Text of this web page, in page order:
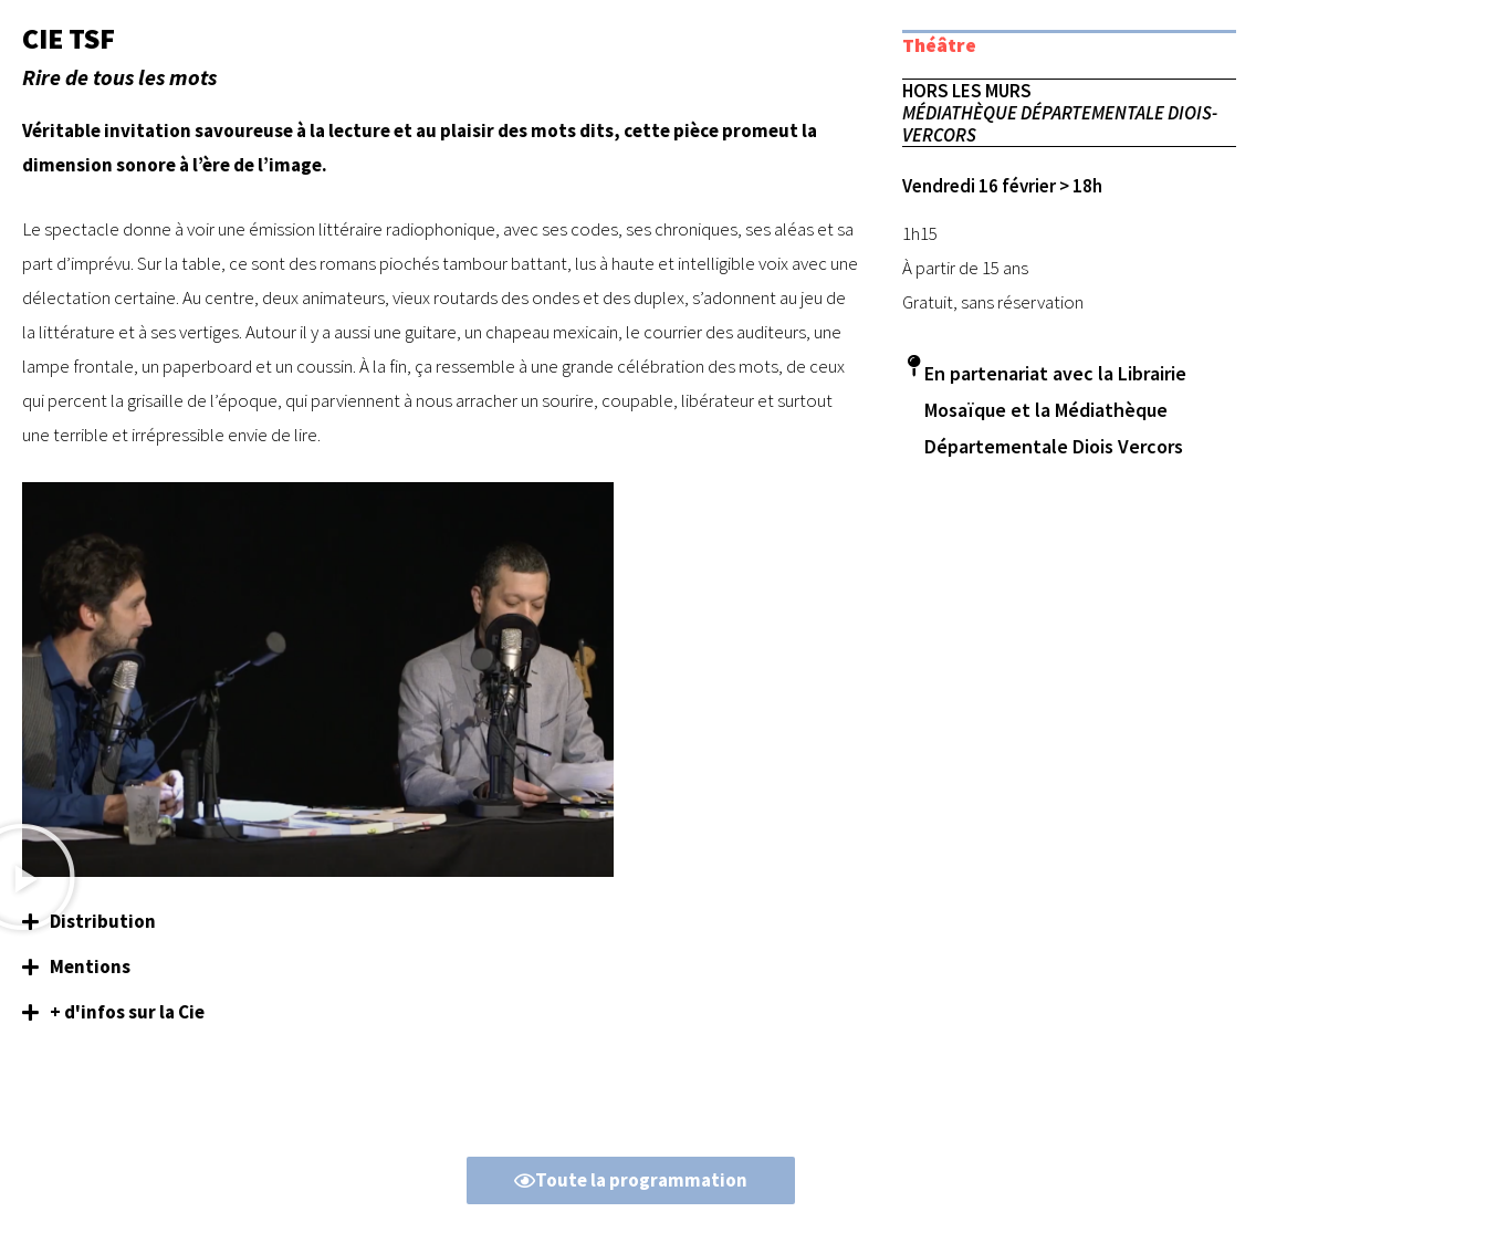
CIE TSF
Rire de tous les mots
Véritable invitation savoureuse à la lecture et au plaisir des mots dits, cette pièce promeut la
dimension sonore à l’ère de l’image.
Le spectacle donne à voir une émission littéraire radiophonique, avec ses codes, ses chroniques, ses aléas et sa
part d’imprévu. Sur la table, ce sont des romans piochés tambour battant, lus à haute et intelligible voix avec une
délectation certaine. Au centre, deux animateurs, vieux routards des ondes et des duplex, s’adonnent au jeu de
la littérature et à ses vertiges. Autour il y a aussi une guitare, un chapeau mexicain, le courrier des auditeurs, une
lampe frontale, un paperboard et un coussin. À la fin, ça ressemble à une grande célébration des mots, de ceux
qui percent la grisaille de l’époque, qui parviennent à nous arracher un sourire, coupable, libérateur et surtout
une terrible et irrépressible envie de lire.
Distribution
Mentions
+ d'infos sur la Cie
Théâtre
HORS LES MURS
MÉDIATHÈQUE DÉPARTEMENTALE DIOIS-
VERCORS
Vendredi 16 février > 18h
1h15
À partir de 15 ans
Gratuit, sans réservation
En partenariat avec la Librairie
Mosaïque et la Médiathèque
Départementale Diois Vercors
Toute la programmation